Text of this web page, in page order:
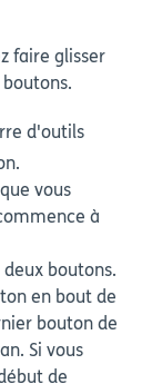
faire glisser
d'outils
vous
à
boutons.
en bout de
bouton de
Si vous
de